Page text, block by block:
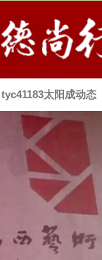
tyc41183太阳成动态